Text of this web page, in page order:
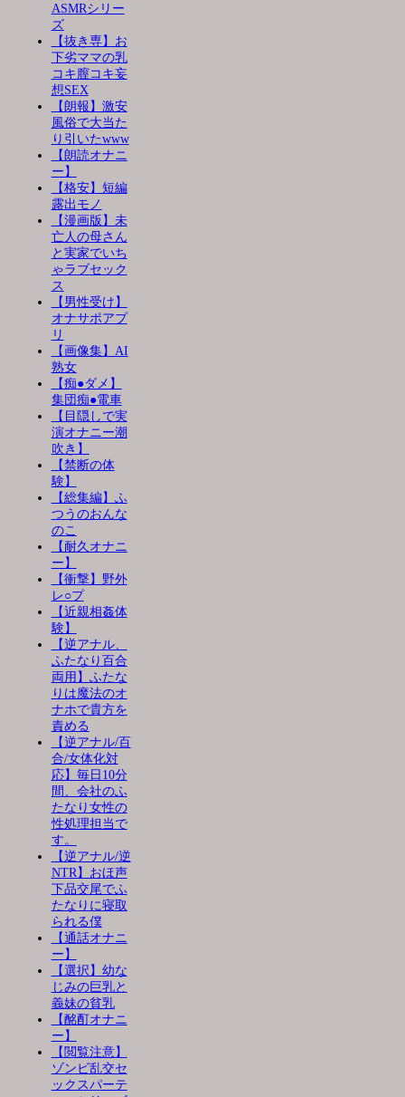
ASMRシリー
ズ
【抜き専】お
下劣ママの乳
コキ膣コキ妄
想SEX
【朗報】激安
風俗で大当た
り引いたwww
【朗読オナニ
ー】
【格安】短編
露出モノ
【漫画版】未
亡人の母さん
と実家でいち
ゃラブセック
ス
【男性受け】
オナサポアプ
リ
【画像集】AI
熟女
【痴●ダメ】
集団痴●電車
【目隠しで実
演オナニー潮
吹き】
【禁断の体
験】
【総集編】ふ
つうのおんな
のこ
【耐久オナニ
ー】
【衝撃】野外
レ○プ
【近親相姦体
験】
【逆アナル、
ふたなり百合
両用】ふたな
りは魔法のオ
ナホで貴方を
責める
【逆アナル/百
合/女体化対
応】毎日10分
間、会社のふ
たなり女性の
性処理担当で
す。
【逆アナル/逆
NTR】おほ声
下品交尾でふ
たなりに寝取
られる僕
【通話オナニ
ー】
【選択】幼な
じみの巨乳と
義妹の貧乳
【酩酊オナニ
ー】
【閲覧注意】
ゾンビ乱交セ
ックスパーテ